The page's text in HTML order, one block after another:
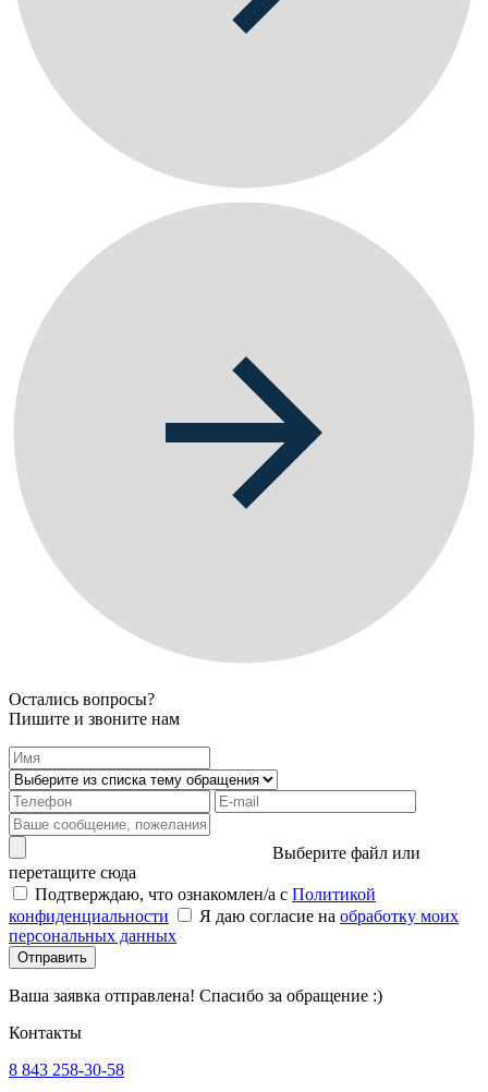
Остались вопросы?
Пишите и звоните нам
Выберите файл или
перетащите сюда
Подтверждаю, что ознакомлен/а с Политикой
конфиденциальности
Я даю согласие на обработку моих
персональных данных
Отправить
Ваша заявка отправлена! Спасибо за обращение :)
Контакты
8 843 258-30-58